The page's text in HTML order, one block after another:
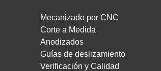
Mecanizado por CNC
Corte a Medida
Anodizados
Guías de deslizamiento
Verificación y Calidad